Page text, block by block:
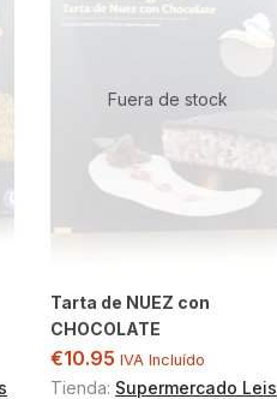
Fuera de stock
Tarta de NUEZ con
CHOCOLATE
€10.95 IVA Incluído
Tienda: Supermercado Leis